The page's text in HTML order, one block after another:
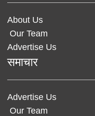
About Us
Our Team
Advertise Us
समाचार
Advertise Us
Our Team